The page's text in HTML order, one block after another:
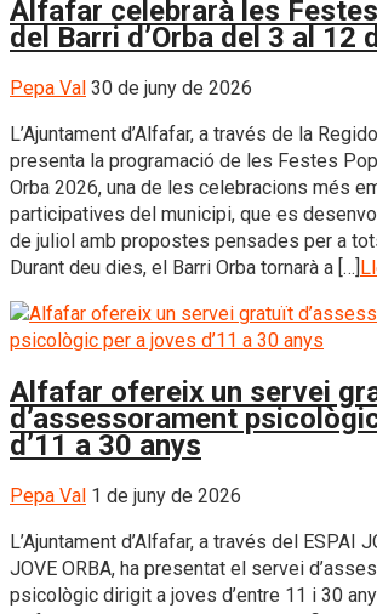
Alfafar celebrarà les
del Barri d’Orba del 3 al 12
Pepa Val 30 de juny de 2026
L’Ajuntament d’Alfafar, a través de la
presenta la programació de les Festes
Orba 2026, una de les celebracions més
participatives del municipi, que es
de juliol amb propostes pensades per a
Durant deu dies, el Barri Orba tornarà a […]
Alfafar ofereix un servei
d’assessorament
d’11 a 30 anys
Pepa Val 1 de juny de 2026
L’Ajuntament d’Alfafar, a través del ESPAI
JOVE ORBA, ha presentat el servei
psicològic dirigit a joves d’entre 11 i 30